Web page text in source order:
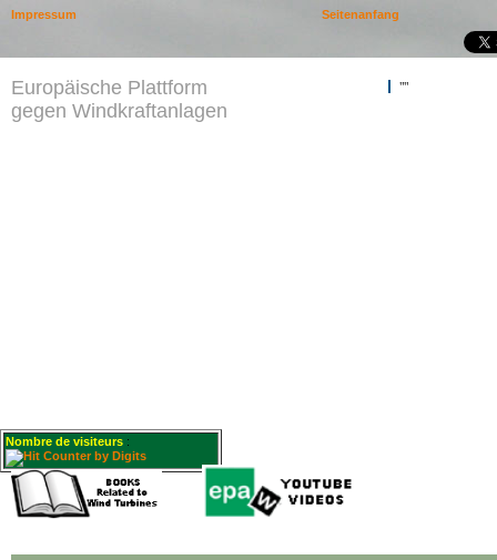
Europäische Plattform
gegen Windkraftanlagen
""
Nombre de visiteurs :
Seitenanfang
Impressum